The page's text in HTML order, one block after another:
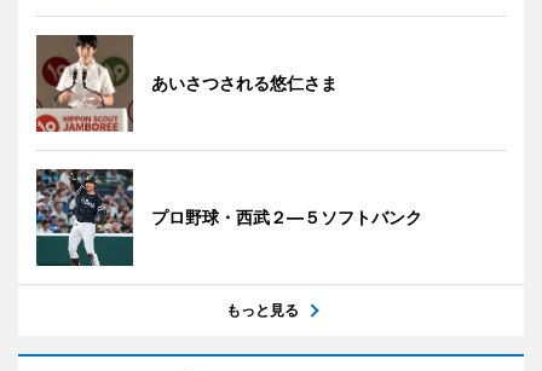
あいさつされる悠仁さま
プロ野球・西武２―５ソフトバンク
もっと見る